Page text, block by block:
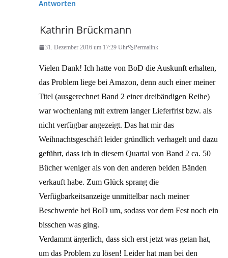
Antworten
Kathrin Brückmann
31. Dezember 2016 um 17:29 Uhr Permalink
Vielen Dank! Ich hatte von BoD die Auskunft erhalten,
das Problem liege bei Amazon, denn auch einer meiner
Titel (ausgerechnet Band 2 einer dreibändigen Reihe)
war wochenlang mit extrem langer Lieferfrist bzw. als
nicht verfügbar angezeigt. Das hat mir das
Weihnachtsgeschäft leider gründlich verhagelt und dazu
geführt, dass ich in diesem Quartal von Band 2 ca. 50
Bücher weniger als von den anderen beiden Bänden
verkauft habe. Zum Glück sprang die
Verfügbarkeitsanzeige unmittelbar nach meiner
Beschwerde bei BoD um, sodass vor dem Fest noch ein
bisschen was ging.
Verdammt ärgerlich, dass sich erst jetzt was getan hat,
um das Problem zu lösen! Leider hat man bei den